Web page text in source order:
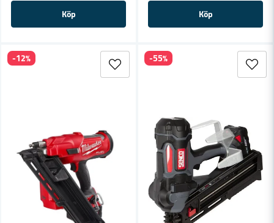
Köp Köp
-12% -55%